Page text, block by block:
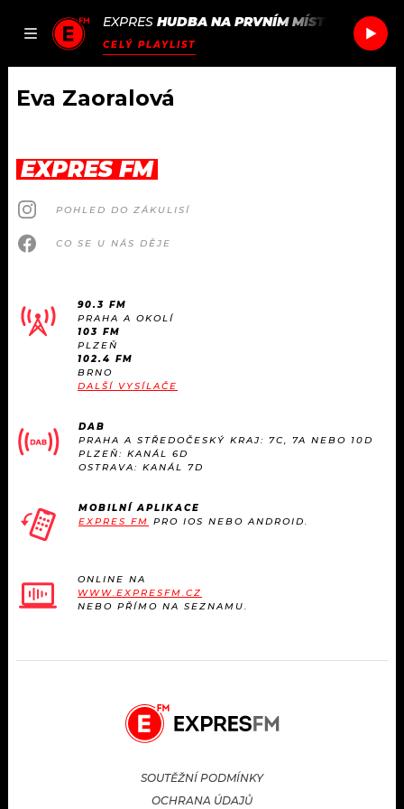
JAK
SEZNAM.CZ
EXPRES HUDBA NA PRVNÍM MÍSTĚ ARLO
CELÝ PLAYLIST
DOMŮ
ČLÁNKY
AKTUÁLNĚ
ROZHOVORY
#NEBUDUDOMA
KVÍZY
TRENDY
KULTURA
PODCASTY
RÁDIO
APLIKACE
PROGRAM
PLAYLIST
JAK NALADIT
SOUTĚŽE
Eva Zaoralová
EXPRES FM
POHLED DO ZÁKULISÍ
CO SE U NÁS DĚJE
90.3 FM
PRAHA A OKOLÍ
103 FM
PLZEŇ
102.4 FM
BRNO
DALŠÍ VYSÍLAČE
DAB
PRAHA A STŘEDOČESKÝ KRAJ: 7C, 7A NEBO 10D
PLZEŇ: KANÁL 6D
OSTRAVA: KANÁL 7D
MOBILNÍ APLIKACE
EXPRES FM PRO IOS NEBO ANDROID.
ONLINE NA
WWW.EXPRESFM.CZ
NEBO PŘÍMO NA SEZNAMU.
SOUTĚŽNÍ PODMÍNKY
OCHRANA ÚDAJŮ